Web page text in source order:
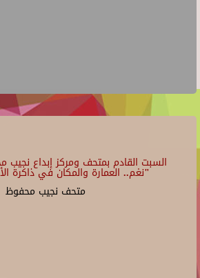
السبت القادم بمتحف ومركز إبداع نجيب
"نغم.. العمارة والمكان في ذاكرة
متحف نجيب محفوظ